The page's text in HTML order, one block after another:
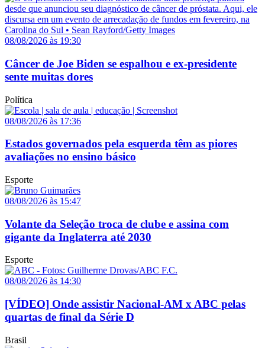
08/08/2026 às 19:30
Câncer de Joe Biden se espalhou e ex-presidente
sente muitas dores
Política
08/08/2026 às 17:36
Estados governados pela esquerda têm as piores
avaliações no ensino básico
Esporte
08/08/2026 às 15:47
Volante da Seleção troca de clube e assina com
gigante da Inglaterra até 2030
Esporte
08/08/2026 às 14:30
[VÍDEO] Onde assistir Nacional-AM x ABC pelas
quartas de final da Série D
Brasil